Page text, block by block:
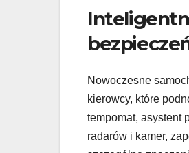
Nowoczesne
kierowcy, które
tempomat, asystent
radarów i kamer,